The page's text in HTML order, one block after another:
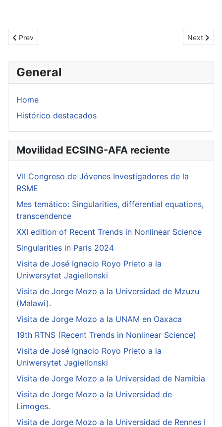
General
Home
Histórico destacados
Movilidad ECSING-AFA reciente
VII Congreso de Jóvenes Investigadores de la
RSME
Mes temático: Singularities, differential equations,
transcendence
XXI edition of Recent Trends in Nonlinear Science
Singularities in Paris 2024
Visita de José Ignacio Royo Prieto a la
Uniwersytet Jagiellonski
Visita de Jorge Mozo a la Universidad de Mzuzu
(Malawi).
Visita de Jorge Mozo a la UNAM en Oaxaca
19th RTNS (Recent Trends in Nonlinear Science)
Visita de José Ignacio Royo Prieto a la
Uniwersytet Jagiellonski
Visita de Jorge Mozo a la Universidad de Namibia
Visita de Jorge Mozo a la Universidad de
Limoges.
Visita de Jorge Mozo a la Universidad de Rennes I
Previous article: INdAM Workshop on “Geometric, Analytic and
Prev Next
Next